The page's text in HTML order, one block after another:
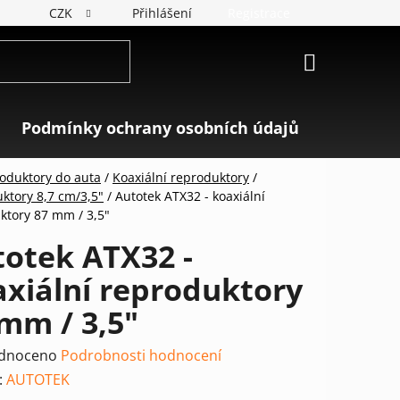
CZK Přihlášení
Podmínky ochrany osobních údajů
do auta / Koaxiální reproduktory /
8,7 cm/3,5" / Autotek ATX32 - koaxiální
87 mm / 3,5"
ATX32 -
reproduktory
/ 3,5"
Podrobnosti hodnocení
AUTOTEK